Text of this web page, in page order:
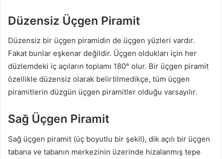
Düzensiz Üçgen Piramit
Düzensiz bir üçgen piramidin de üçgen yüzleri vardır.
Fakat bunlar eşkenar değildir. Üçgen oldukları için her
düzlemdeki iç açıların toplamı 180° olur. Bir üçgen piramit
özellikle düzensiz olarak belirtilmedikçe, tüm üçgen
piramitlerin düzgün üçgen piramitler olduğu varsayılır.
Sağ Üçgen Piramit
Sağ üçgen piramit (üç boyutlu bir şekil), dik açılı bir üçgen
tabana ve tabanın merkezinin üzerinde hizalanmış tepe